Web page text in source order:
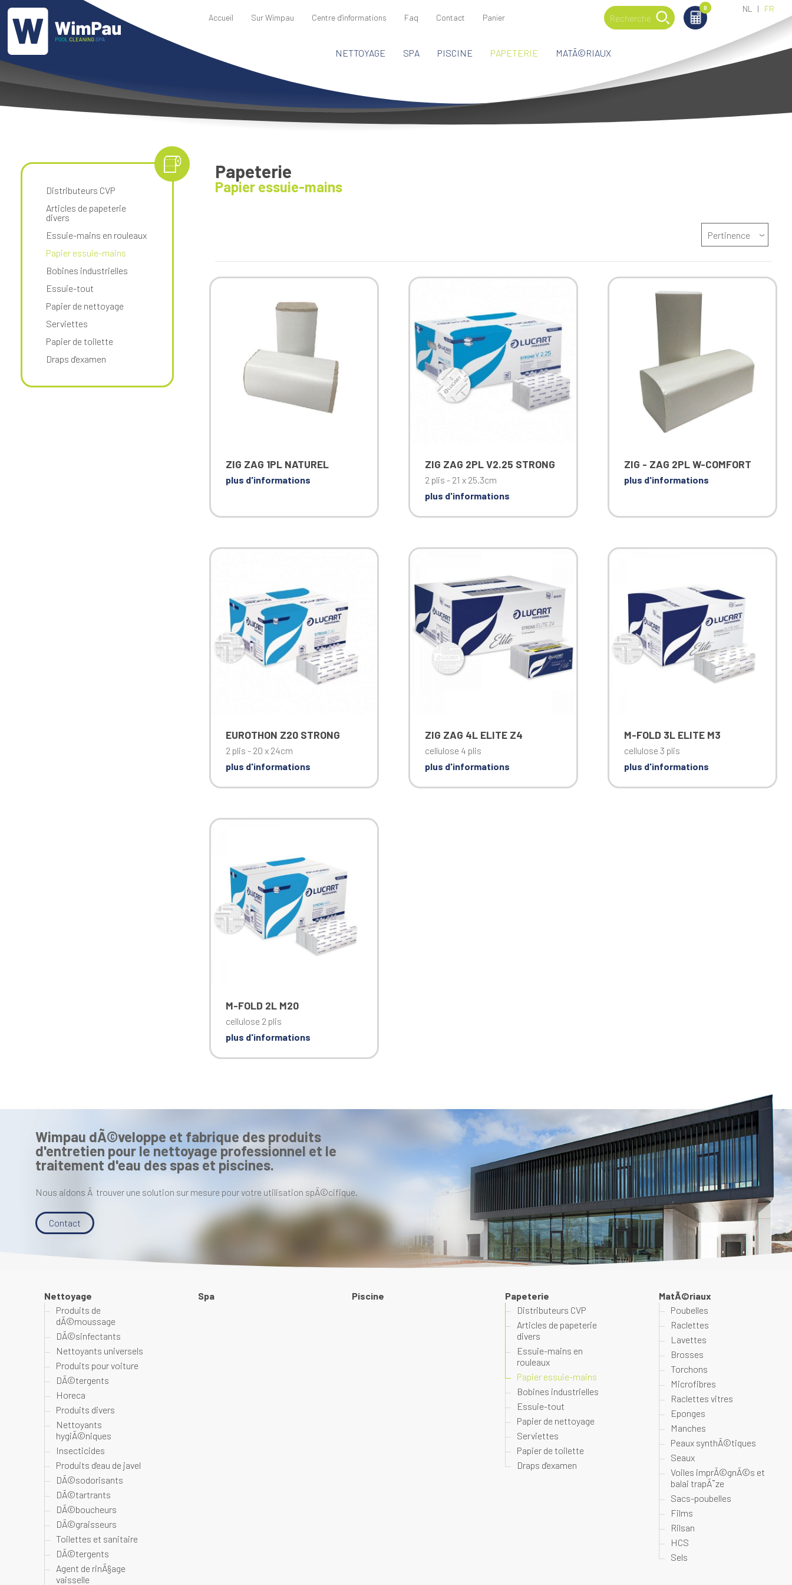
NL FR
0
0
Accueil Sur Wimpau Centre d'informations Faq Contact Panier
NETTOYAGE SPA PISCINE PAPETERIE MATÃ©RIAUX
Distributeurs CVP
Articles de papeterie
divers
Essuie-mains en rouleaux
Papier essuie-mains
Bobines industrielles
Essuie-tout
Papier de nettoyage
Serviettes
Papier de toilette
Draps d'examen
Papeterie
Papier essuie-mains
Pertinence
ZIG ZAG 1PL NATUREL
plus d'informations
ZIG ZAG 2PL V2.25 STRONG
2 plis - 21 x 25,3cm
plus d'informations
ZIG - ZAG 2PL W-COMFORT
plus d'informations
EUROTHON Z20 STRONG
2 plis - 20 x 24cm
plus d'informations
ZIG ZAG 4L ELITE Z4
cellulose 4 plis
plus d'informations
M-FOLD 3L ELITE M3
cellulose 3 plis
plus d'informations
M-FOLD 2L M20
cellulose 2 plis
plus d'informations
Wimpau dÃ©veloppe et fabrique des produits
d'entretien pour le nettoyage professionnel et le
traitement d'eau des spas et piscines.
Nous aidons Ã trouver une solution sur mesure pour votre utilisation spÃ©cifique.
Contact
Nettoyage
Produits de
dÃ©moussage
DÃ©sinfectants
Nettoyants universels
Produits pour voiture
DÃ©tergents
Horeca
Produits divers
Nettoyants
hygiÃ©niques
Insecticides
Produits d'eau de javel
DÃ©sodorisants
DÃ©tartrants
DÃ©boucheurs
DÃ©graisseurs
Toilettes et sanitaire
DÃ©tergents
Agent de rinÃ§age
vaisselle
Spa Piscine
Papeterie
Distributeurs CVP
Articles de papeterie
divers
Essuie-mains en
rouleaux
Papier essuie-mains
Bobines industrielles
Essuie-tout
Papier de nettoyage
Serviettes
Papier de toilette
Draps d'examen
MatÃ©riaux
Poubelles
Raclettes
Lavettes
Brosses
Torchons
Microfibres
Raclettes vitres
Eponges
Manches
Peaux synthÃ©tiques
Seaux
Voiles imprÃ©gnÃ©s et
balai trapÃ¨ze
Sacs-poubelles
Films
Rilsan
HCS
Sels